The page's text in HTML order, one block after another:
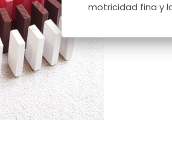
motricidad fina y